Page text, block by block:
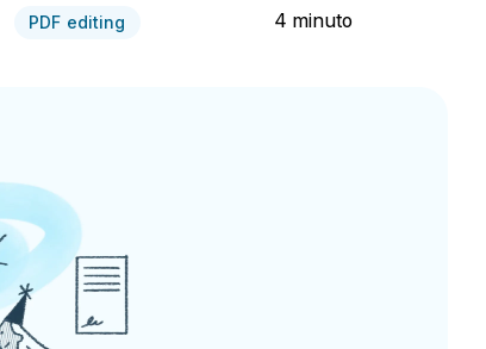
PDF editing 4 minuto